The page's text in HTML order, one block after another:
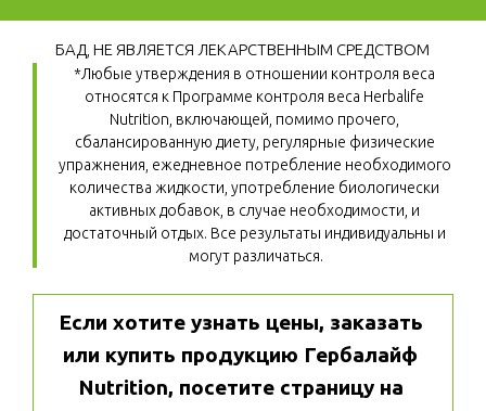
БАД, НЕ ЯВЛЯЕТСЯ ЛЕКАРСТВЕННЫМ СРЕДСТВОМ
*Любые утверждения в отношении контроля веса
относятся к Программе контроля веса Herbalife
Nutrition, включающей, помимо прочего,
сбалансированную диету, регулярные физические
упражнения, ежедневное потребление необходимого
количества жидкости, употребление биологически
активных добавок, в случае необходимости, и
достаточный отдых. Все результаты индивидуальны и
могут различаться.
Если хотите узнать цены, заказать
или купить продукцию Гербалайф